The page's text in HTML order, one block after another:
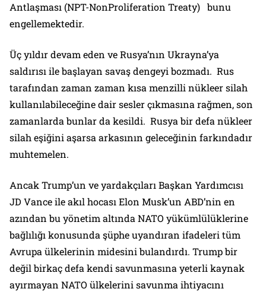
Antlaşması (NPT-NonProliferation Treaty) bunu
engellemektedir.
Üç yıldır devam eden ve Rusya’nın Ukrayna’ya
saldırısı ile başlayan savaş dengeyi bozmadı. Rus
tarafından zaman zaman kısa menzilli nükleer silah
kullanılabileceğine dair sesler çıkmasına rağmen, son
zamanlarda bunlar da kesildi. Rusya bir defa nükleer
silah eşiğini aşarsa arkasının geleceğinin farkındadır
muhtemelen.
Ancak Trump’un ve yardakçıları Başkan Yardımcısı
JD Vance ile akıl hocası Elon Musk’un ABD’nin en
azından bu yönetim altında NATO yükümlülüklerine
bağlılığı konusunda şüphe uyandıran ifadeleri tüm
Avrupa ülkelerinin midesini bulandırdı. Trump bir
değil birkaç defa kendi savunmasına yeterli kaynak
ayırmayan NATO ülkelerini savunma ihtiyacını